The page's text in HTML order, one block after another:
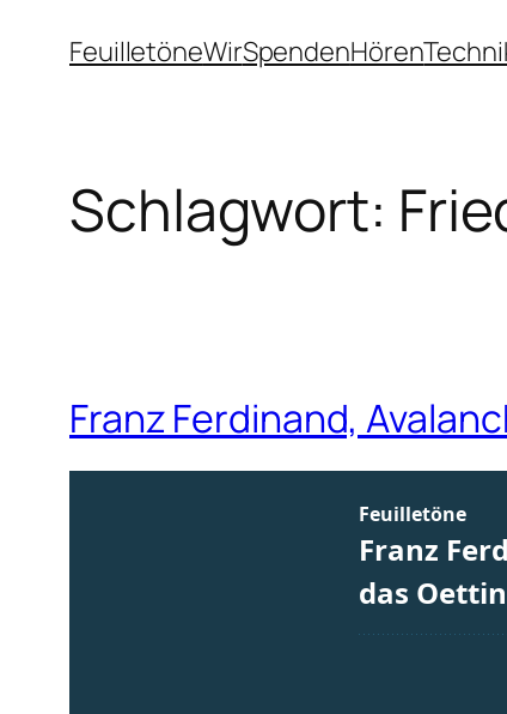
InhaltFeuilletöneWirSpendenHören
Schlagwort:
Franz Ferdinand,